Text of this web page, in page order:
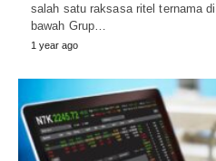
salah satu raksasa ritel ternama
bawah Grup…
1 year ago